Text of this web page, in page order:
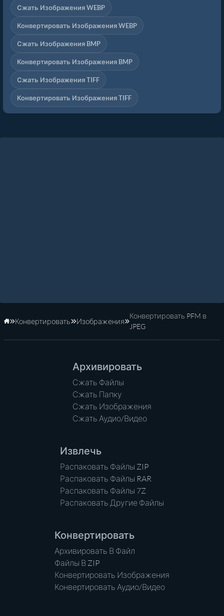
Сжать Изображения WEBP
Конвертировать Изображения WEBP
Сжать Изображения BMP
Конвертировать Изображения BMP
Сжать Изображения TIFF
Конвертировать Изображения TIFF
Главная
Конвертировать Изображения
Конвертировать PFM в
JPEG
Архивировать
Сжать Файлы
Сжать Папку
Сжать Изображения
Сжать Аудио/Видео
Извлечь
Распаковать Файлы ZIP
Распаковать Файлы RAR
Распаковать Файлы 7Z
Распаковать Другие Файлы
Конвертировать
Архивировать В Файл
Файлы В ZIP
Конвертировать Изображения
Конвертировать Аудио/Видео